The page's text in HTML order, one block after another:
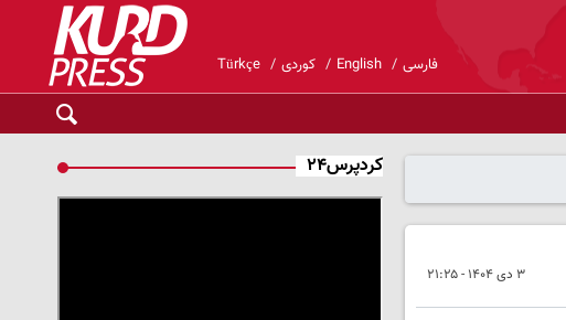
فارسی English کوردی Türkçe
۳ دی ۱۴۰۴ - ۲۱:۲۵
کردپرس۲۴